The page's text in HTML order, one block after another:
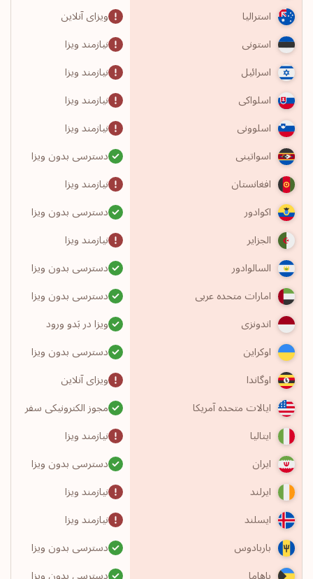
استرالیا
ویزای آنلاین
استونی
نیازمند ویزا
اسرائیل
نیازمند ویزا
اسلواکی
نیازمند ویزا
اسلوونی
نیازمند ویزا
اسواتینی
دسترسی بدون ویزا
افغانستان
نیازمند ویزا
اکوادور
دسترسی بدون ویزا
الجزایر
نیازمند ویزا
السالوادور
دسترسی بدون ویزا
امارات متحده عربی
دسترسی بدون ویزا
اندونزی
ویزا در بَدو ورود
اوکراین
دسترسی بدون ویزا
اوگاندا
ویزای آنلاین
ایالات متحده آمریکا
مجوز الکترونیکی سفر
ایتالیا
نیازمند ویزا
ایران
دسترسی بدون ویزا
ایرلند
نیازمند ویزا
ایسلند
نیازمند ویزا
باربادوس
دسترسی بدون ویزا